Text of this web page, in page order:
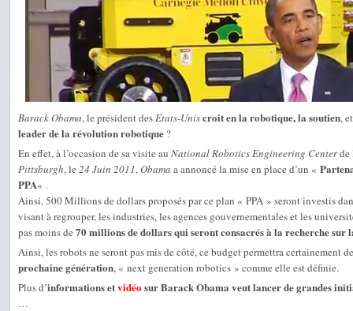
Barack Obama, le président desEtats-Uniscroit en la robotique, la soutien,
leader de la révolution robotique ?
En effet, à l’occasion de sa visite au National Robotics Engineering Centerde
Pittsburgh, le 24 Juin 2011,Obama a annoncé la mise en place d’un «
PPA« .
Ainsi, 500 Millions de dollars proposés par ce plan « PPA » seront investis
visant à regrouper, les industries, les agences gouvernementales et les
pas moins de 70 millions de dollars qui seront consacrés à la recherche sur
Ainsi, les robots ne seront pas mis de côté, ce budget permettra certainement
prochaine génération, « next generation robotics » comme elle est définie.
Plus d’informations etvidéosur Barack Obama veut lancer de grandes
…